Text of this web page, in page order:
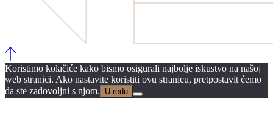
Koristimo kolačiće kako bismo osigurali najbolje iskustvo na našoj
web stranici. Ako nastavite koristiti ovu stranicu, pretpostavit ćemo
da ste zadovoljni s njom.
U redu